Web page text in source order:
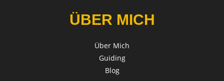
ÜBER MICH
Über Mich
Guiding
Blog